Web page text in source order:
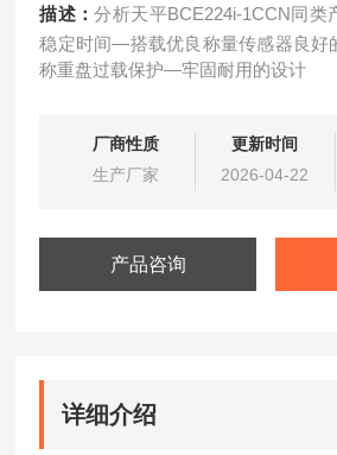
描述：分析天平BCE224i-1CCN同类
稳定时间—搭载优良称量传感器良
称重盘过载保护—牢固耐用的设计
厂商性质
生产厂家
更新时间
2026-04-22
产品咨询
详细介绍